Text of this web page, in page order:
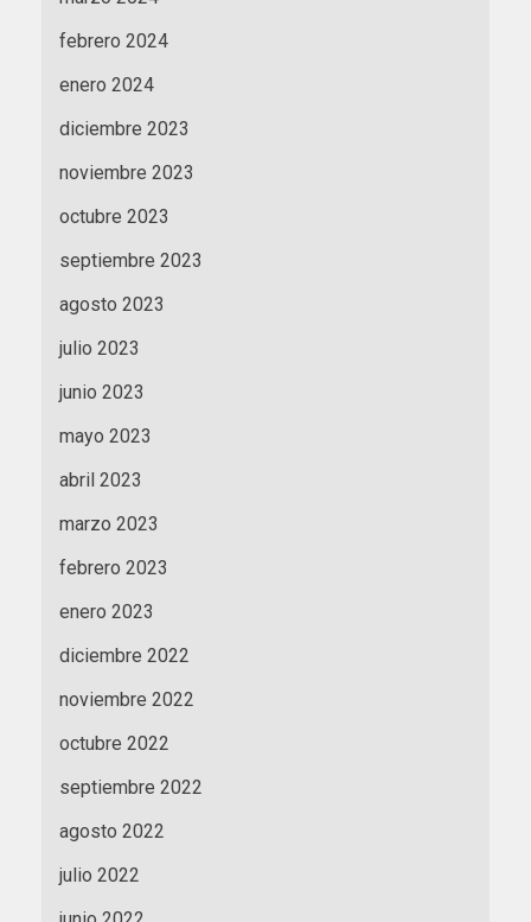
febrero 2024
enero 2024
diciembre 2023
noviembre 2023
octubre 2023
septiembre 2023
agosto 2023
julio 2023
junio 2023
mayo 2023
abril 2023
marzo 2023
febrero 2023
enero 2023
diciembre 2022
noviembre 2022
octubre 2022
septiembre 2022
agosto 2022
julio 2022